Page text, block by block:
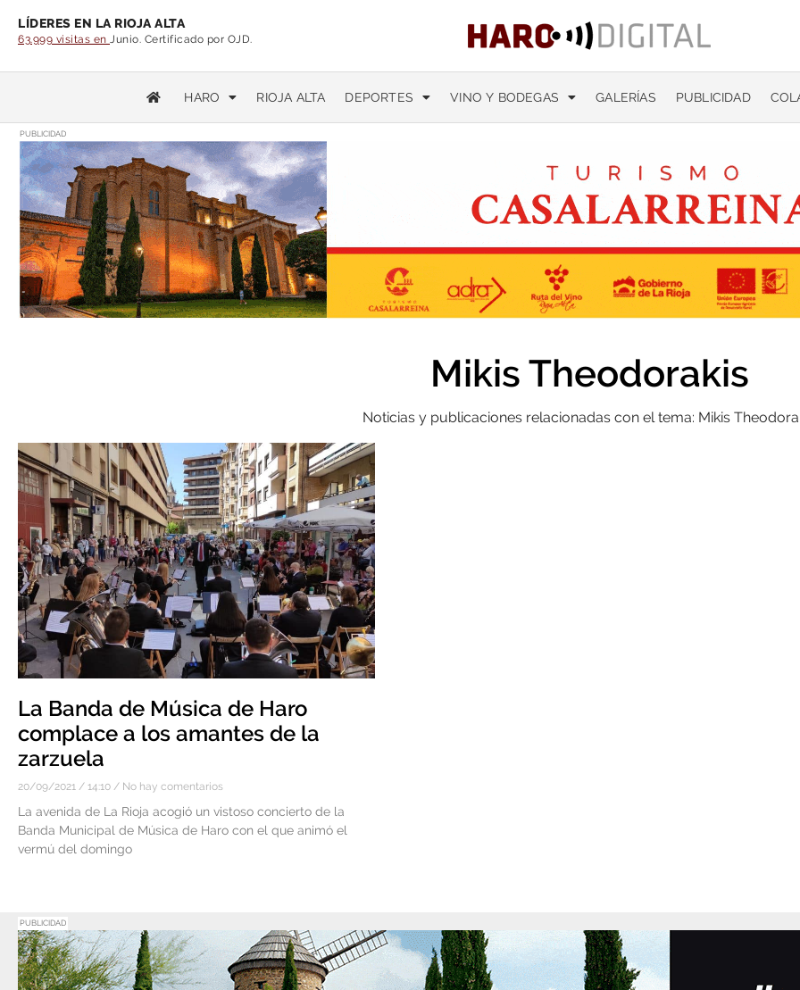
LÍDERES EN LA RIOJA ALTA
63.999 visitas en Junio. Certificado por OJD.
HARO RIOJA ALTA DEPORTES VINO Y BODEGAS GALERÍAS PUBLICIDAD
PUBLICIDAD
Mikis Theodorakis
Noticias y publicaciones relacionadas con el tema: Mikis
La Banda de Música de Haro
complace a los amantes de la
zarzuela
20/09/2021 14:10 No hay comentarios
La avenida de La Rioja acogió un vistoso concierto de la
Banda Municipal de Música de Haro con el que animó el
vermú del domingo
PUBLICIDAD